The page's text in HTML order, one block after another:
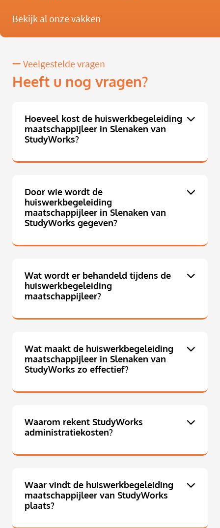
Bekijk al onze vakken
Veelgestelde vragen
Heeft u nog vragen?
Hoeveel kost de huiswerkbegeleiding
maatschappijleer in Slenaken van
StudyWorks?
Door wie wordt de
huiswerkbegeleiding
maatschappijleer in Slenaken van
StudyWorks gegeven?
Wat wordt er behandeld tijdens de
huiswerkbegeleiding
maatschappijleer?
Wat maakt de huiswerkbegeleiding
maatschappijleer in Slenaken van
StudyWorks zo effectief?
Waarom rekent StudyWorks
administratiekosten?
Waar vindt de huiswerkbegeleiding
maatschappijleer van StudyWorks
plaats?